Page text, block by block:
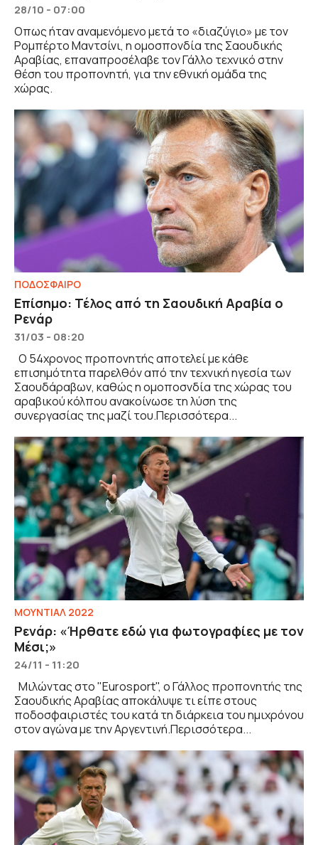
28/10 - 07:00
Οπως ήταν αναμενόμενο μετά το «διαζύγιο» με τον
Ρομπέρτο Μαντσίνι, η ομοσπονδία της Σαουδικής
Αραβίας, επαναπροσέλαβε τον Γάλλο τεχνικό στην
θέση του προπονητή, για την εθνική ομάδα της
χώρας.
ΠΟΔΟΣΦΑΙΡΟ
Επίσημο: Τέλος από τη Σαουδική Αραβία ο
Ρενάρ
31/03 - 08:20
Ο 54χρονος προπονητής αποτελεί με κάθε
επισημότητα παρελθόν από την τεχνική ηγεσία των
Σαουδάραβων, καθώς η ομοποσνδία της χώρας του
αραβικού κόλπου ανακοίνωσε τη λύση της
συνεργασίας της μαζί του.Περισσότερα...
ΜΟΥΝΤΙΑΛ 2022
Ρενάρ: «Ήρθατε εδώ για φωτογραφίες με τον
Μέσι;»
24/11 - 11:20
Μιλώντας στο "Eurosport", ο Γάλλος προπονητής της
Σαουδικής Αραβίας αποκάλυψε τι είπε στους
ποδοσφαιριστές του κατά τη διάρκεια του ημιχρόνου
στον αγώνα με την Αργεντινή.Περισσότερα...